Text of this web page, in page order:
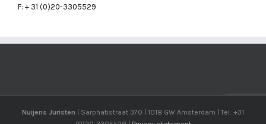
F: + 31 (0)20-3305529
Nuijens Juristen | Sarphatistraat 370 | 1018 GW Amsterdam | Tel: +31